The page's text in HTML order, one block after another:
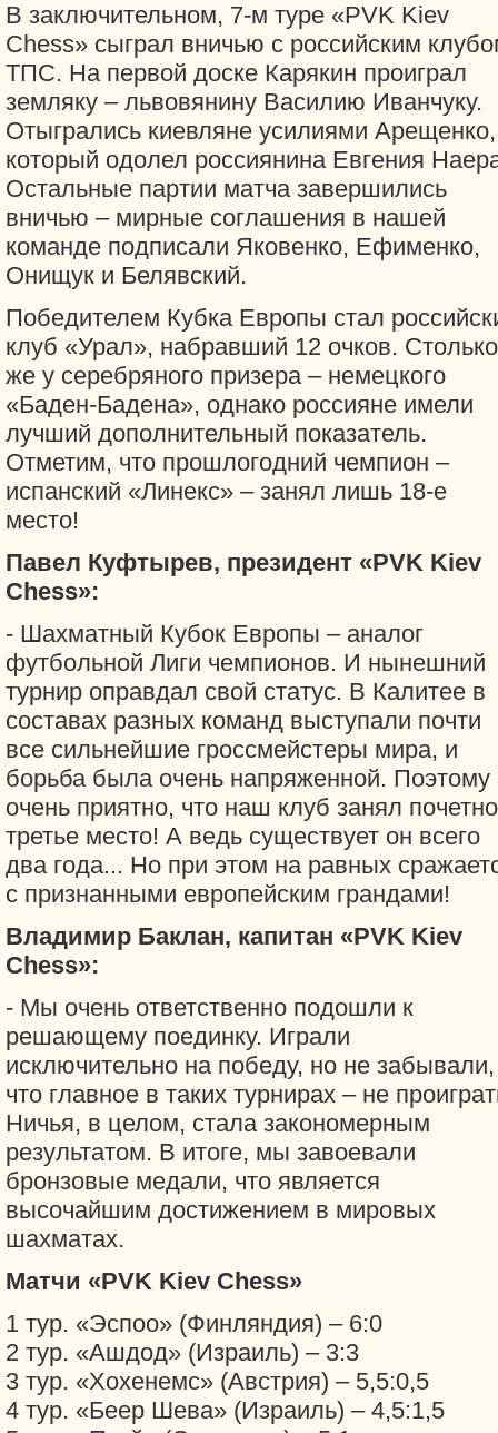
В заключительном, 7-м туре «PVK Kiev
Chess» сыграл вничью с российским
ТПС. На первой доске Карякин проиграл
земляку – львовянину Василию Иванчуку.
Отыгрались киевляне усилиями Арещенко,
который одолел россиянина Евгения
Остальные партии матча завершились
вничью – мирные соглашения в нашей
команде подписали Яковенко, Ефименко,
Онищук и Белявский.
Победителем Кубка Европы стал
клуб «Урал», набравший 12 очков. Столько
же у серебряного призера – немецкого
«Баден-Бадена», однако россияне имели
лучший дополнительный показатель.
Отметим, что прошлогодний чемпион –
испанский «Линекс» – занял лишь 18-е
место!
Павел Куфтырев, президент «PVK Kiev
Chess»:
- Шахматный Кубок Европы – аналог
футбольной Лиги чемпионов. И нынешний
турнир оправдал свой статус. В Калитее в
составах разных команд выступали почти
все сильнейшие гроссмейстеры мира, и
борьба была очень напряженной. Поэтому
очень приятно, что наш клуб занял
третье место! А ведь существует он всего
два года... Но при этом на равных
с признанными европейским грандами!
Владимир Баклан, капитан «PVK Kiev
Chess»:
- Мы очень ответственно подошли к
решающему поединку. Играли
исключительно на победу, но не забывали,
что главное в таких турнирах – не
Ничья, в целом, стала закономерным
результатом. В итоге, мы завоевали
бронзовые медали, что является
высочайшим достижением в мировых
шахматах.
Матчи «PVK Kiev Chess»
1 тур. «Эспоо» (Финляндия) – 6:0
2 тур. «Ашдод» (Израиль) – 3:3
3 тур. «Хохенемс» (Австрия) – 5,5:0,5
4 тур. «Беер Шева» (Израиль) – 4,5:1,5